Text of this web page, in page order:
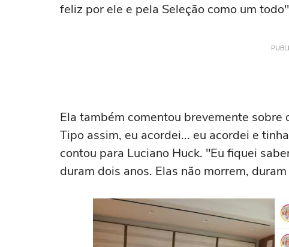
feliz por ele e pela Seleção como um
Ela também comentou brevemente
Tipo assim, eu acordei... eu acordei e
contou para Luciano Huck. "Eu fiquei
duram dois anos. Elas não morrem,